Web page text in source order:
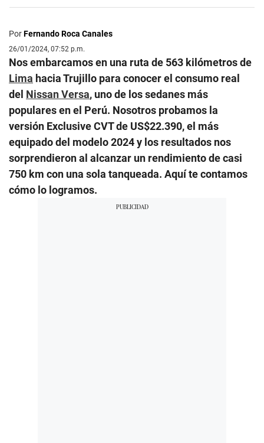
PorFernando Roca Canales
26/01/2024, 07:52 p.m.
Nos embarcamos en una ruta de 563 kilómetros de
Lima hacia Trujillo para conocer el consumo real
del Nissan Versa, uno de los sedanes más
populares en el Perú. Nosotros probamos la
versión Exclusive CVT de US$22.390, el más
equipado del modelo 2024 y los resultados nos
sorprendieron al alcanzar un rendimiento de casi
750 km con una sola tanqueada. Aquí te contamos
cómo lo logramos.